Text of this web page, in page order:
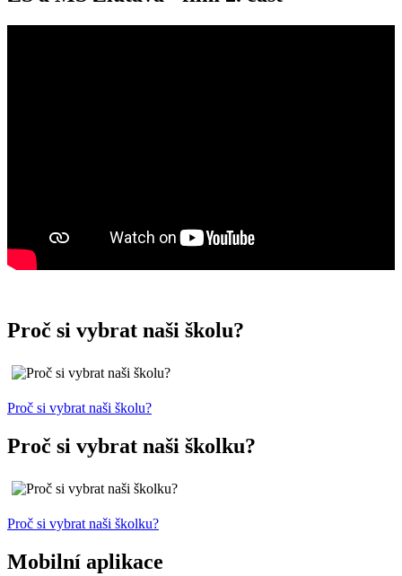
Proč si vybrat naši školu?
Proč si vybrat naši školu?
Proč si vybrat naši školku?
Proč si vybrat naši školku?
Mobilní aplikace